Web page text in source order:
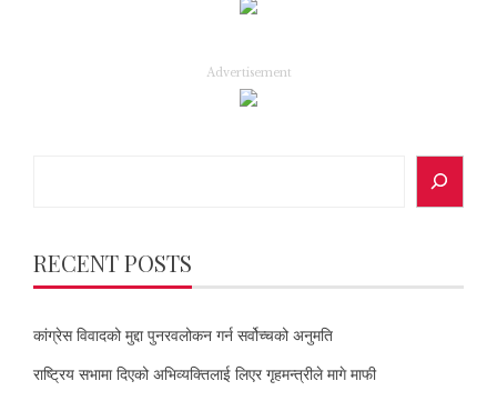
Advertisement
RECENT POSTS
कांग्रेस विवादको मुद्दा पुनरवलोकन गर्न सर्वोच्चको अनुमति
राष्ट्रिय सभामा दिएको अभिव्यक्तिलाई लिएर गृहमन्त्रीले मागे माफी